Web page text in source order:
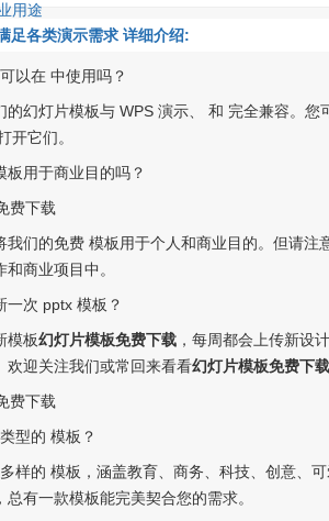
用途
足各类演示需求 详细介绍:
以在 中使用吗？
的幻灯片模板与 WPS 演示、 和 完全兼容。您
开它们。
板用于商业目的吗？
我们的免费 模板用于个人和商业目的。但请
商业项目中。
一次 pptx 模板？
模板幻灯片模板免费下载 ，每周都会上传新设
欢迎关注我们或常回来看看幻灯片模板免费下载
型的 模板？
样的 模板，涵盖教育、商务、科技、创意、
有一款模板能完美契合您的需求。